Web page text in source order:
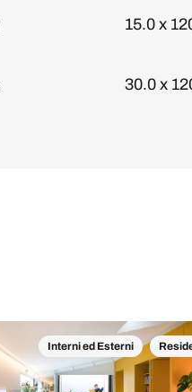
15.0 x
30.0 x
Interni ed Esterni